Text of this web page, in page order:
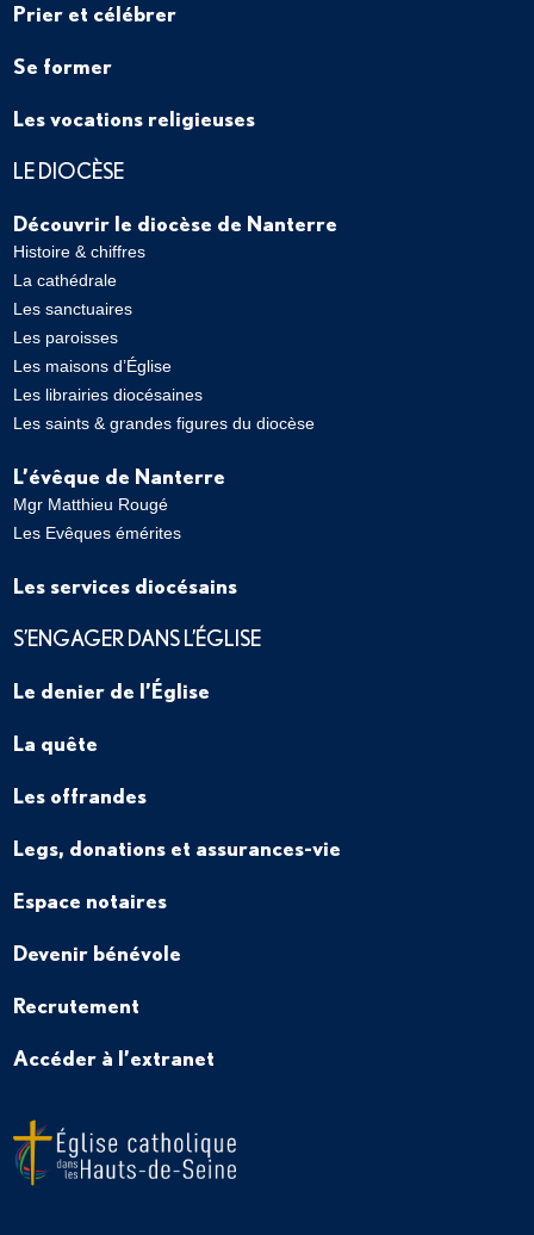
Prier et célébrer
Se former
Les vocations religieuses
LE DIOCÈSE
Découvrir le diocèse de Nanterre
Histoire & chiffres
La cathédrale
Les sanctuaires
Les paroisses
Les maisons d’Église
Les librairies diocésaines
Les saints & grandes figures du diocèse
L’évêque de Nanterre
Mgr Matthieu Rougé
Les Evêques émérites
Les services diocésains
S’ENGAGER DANS L’ÉGLISE
Le denier de l’Église
La quête
Les offrandes
Legs, donations et assurances-vie
Espace notaires
Devenir bénévole
Recrutement
Accéder à l’extranet